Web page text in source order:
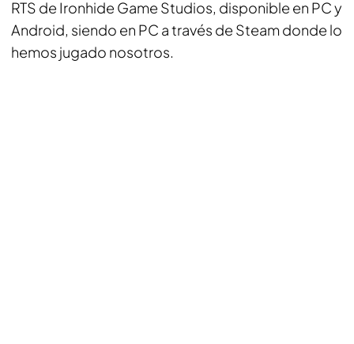
RTS de Ironhide Game Studios, disponible en PC y
Android, siendo en PC a través de Steam donde lo
hemos jugado nosotros.